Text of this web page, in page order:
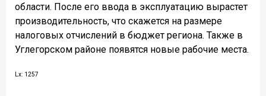
области. После его ввода в эксплуатацию вырастет
производительность, что скажется на размере
налоговых отчислений в бюджет региона. Также в
Углегорском районе появятся новые рабочие места.
Lx: 1257